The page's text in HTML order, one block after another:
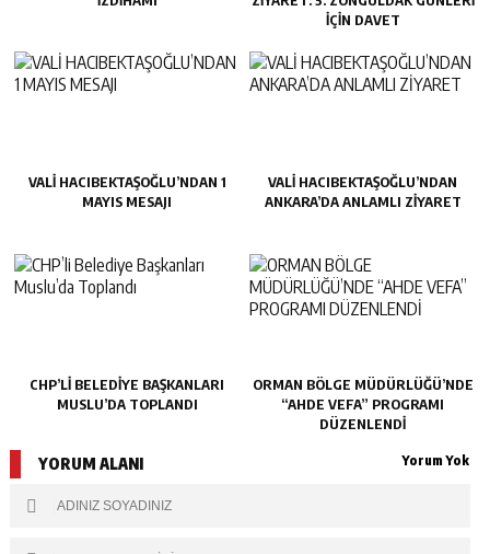
İÇIN DAVET
VALİ HACIBEKTAŞOĞLU’NDAN 1
MAYIS MESAJI
VALİ HACIBEKTAŞOĞLU’NDAN
ANKARA’DA ANLAMLI ZİYARET
CHP’LI BELEDIYE BAŞKANLARI
MUSLU’DA TOPLANDI
ORMAN BÖLGE MÜDÜRLÜĞÜ’NDE
“AHDE VEFA” PROGRAMI
DÜZENLENDİ
YORUM ALANI Yorum Yok